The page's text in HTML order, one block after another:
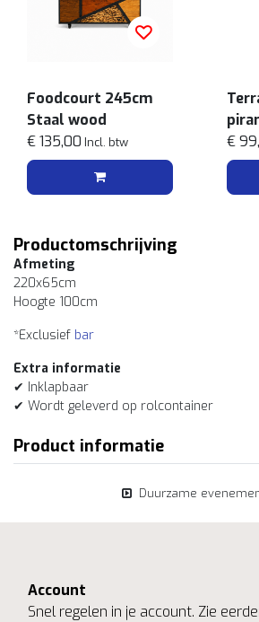
Foodcourt 245cm
Staal wood
€ 135,00 Incl. btw €
Productomschrijving
Afmeting
220x65cm
Hoogte 100cm
*Exclusief bar
Extra informatie
✔ Inklapbaar
✔ Wordt geleverd op rolcontainer
Product informatie
Duurzame
Account
Snel regelen in je account. Zie